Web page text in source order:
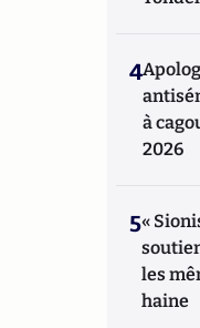
4
à
2026
5«
les
haine